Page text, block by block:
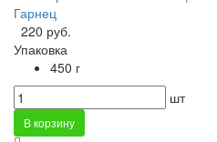
Гарнец
220 руб.
Упаковка
450 г
шт
В корзину